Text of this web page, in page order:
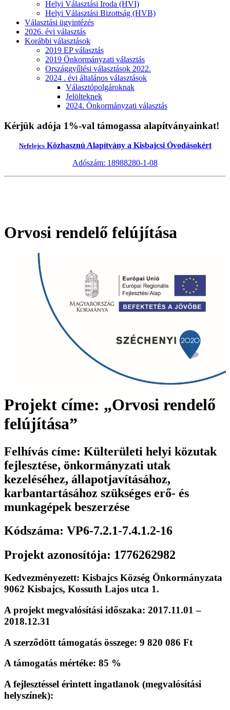
Helyi Választási Iroda (HVI)
Helyi Választási Bizottság (HVB)
Választási ügyintézés
2026. évi választás
Korábbi választások
2019 EP választás
2019 Önkormányzati választás
Országgyűlési választások 2022.
2024 . évi általános választások
Választópolgároknak
Jelölteknek
2024. Önkormányzati választás
Kérjük adója 1%-val támogassa alapítványainkat!
NefelejcsKözhasznú Alapítvány a Kisbajcsi Óvodásokért
Adószám: 18988280-1-08
Orvosi rendelő felújítása
Projekt címe: „Orvosi rendelő
felújítása”
Felhívás címe: Külterületi helyi közutak
fejlesztése, önkormányzati utak
kezeléséhez, állapotjavításához,
karbantartásához szükséges erő- és
munkagépek beszerzése
Kódszáma: VP6-7.2.1-7.4.1.2-16
Projekt azonosítója: 1776262982
Kedvezményezett: Kisbajcs Község Önkormányzata
9062 Kisbajcs, Kossuth Lajos utca 1.
A projekt megvalósítási időszaka: 2017.11.01 –
2018.12.31
A szerződött támogatás összege: 9 820 086 Ft
A támogatás mértéke: 85 %
A fejlesztéssel érintett ingatlanok (megvalósítási
helyszínek):